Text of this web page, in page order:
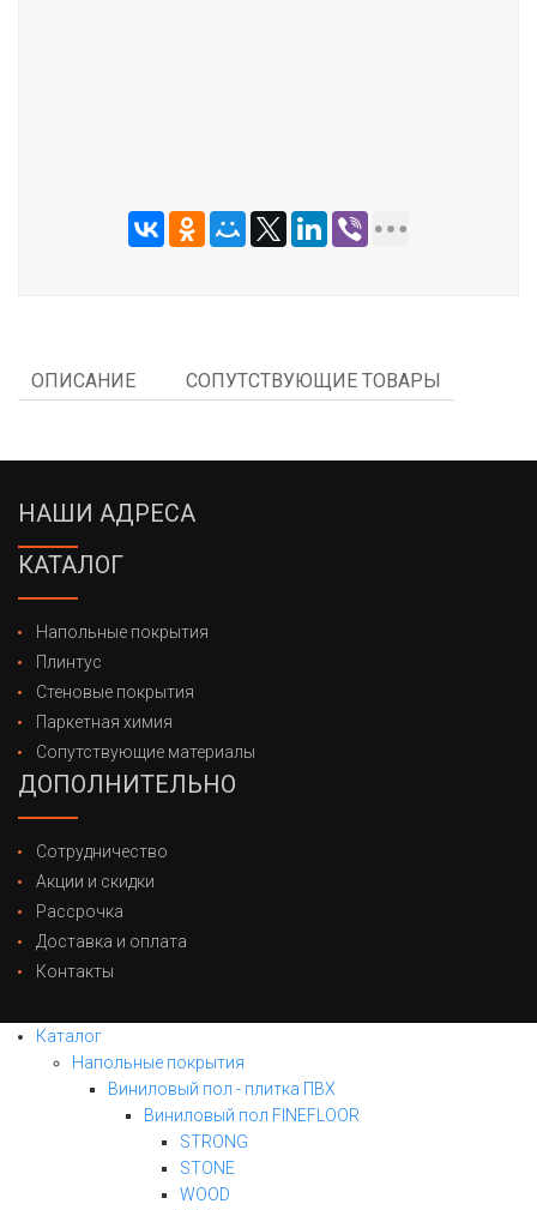
ОПИСАНИЕ СОПУТСТВУЮЩИЕ ТОВАРЫ
НАШИ АДРЕСА
КАТАЛОГ
Напольные покрытия
Плинтус
Стеновые покрытия
Паркетная химия
Сопутствующие материалы
ДОПОЛНИТЕЛЬНО
Сотрудничество
Акции и скидки
Рассрочка
Доставка и оплата
Контакты
Каталог
Напольные покрытия
Виниловый пол - плитка ПВХ
Виниловый пол FINEFLOOR
STRONG
STONE
WOOD